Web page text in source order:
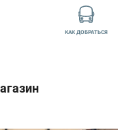
КАК ДОБРАТЬСЯ